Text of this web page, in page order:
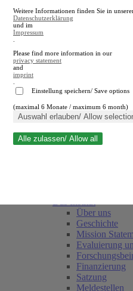
A
A
Suche schließen
Über uns
Geschichte
Mission
Evaluierung
Finanzierung
Satzung
Meldestellen
Weitere Informationen finden Sie in
Datenschutzerklärung
und im
Impressum
Please find more information in our
privacy statement
and
imprint
Einstellung speichern/ Save options
(maximal 6 Monate / maximum 6 month)
Auswahl erlauben/ Allow
Alle zulassen/ Allow all